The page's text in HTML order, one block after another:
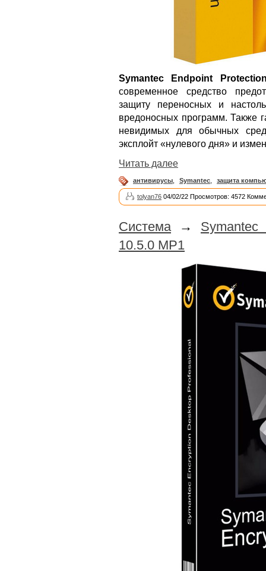
Symantec Endpoint
современное средство
защиту переносных и
вредоносных программ. Также
невидимых для обычных
эксплойт «нулевого дня» и
Читать далее
антивирусы Symantec защита
tolyan76 04/02/22 Просмотров: 4572
Система→ Symantec
10.5.0 MP1